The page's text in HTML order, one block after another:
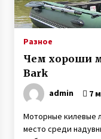
6
Разное
Чем хороши
Bark
admin 7
Моторные килевые
место среди